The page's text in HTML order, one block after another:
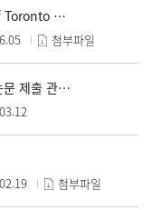
견 교육생 모집
첨부파일
관련 FAQ
첨부파일